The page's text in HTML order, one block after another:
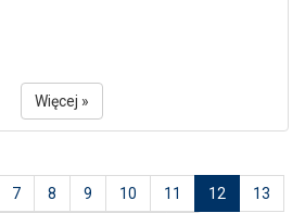
Więcej »
7 8 9 10 11 12 (current)
13